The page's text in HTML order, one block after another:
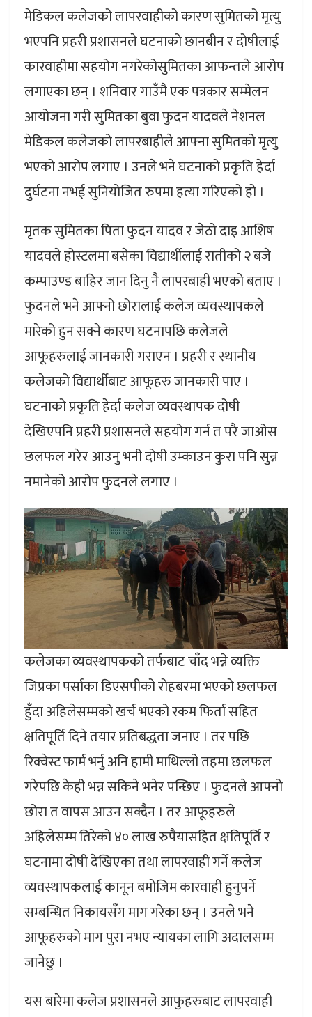
मेडिकल कलेजको लापरवाहीको कारण सुमितको मृत्यु
भएपनि प्रहरी प्रशासनले घटनाको छानबीन र दोषीलाई
कारवाहीमा सहयोग नगरेकोसुमितका आफन्तले आरोप
लगाएका छन् । शनिवार गाउँमै एक पत्रकार सम्मेलन
आयोजना गरी सुमितका बुवा फुदन यादवले नेशनल
मेडिकल कलेजको लापरबाहीले आफ्ना सुमितको मृत्यु
भएको आरोप लगाए । उनले भने घटनाको प्रकृति हेर्दा
दुर्घटना नभई सुनियोजित रुपमा हत्या गरिएको हो ।
मृतक सुमितका पिता फुदन यादव र जेठो दाइ आशिष
यादवले होस्टलमा बसेका विद्यार्थीलाई रातीको २ बजे
कम्पाउण्ड बाहिर जान दिनु नै लापरबाही भएको बताए ।
फुदनले भने आफ्नो छोरालाई कलेज व्यवस्थापकले
मारेको हुन सक्ने कारण घटनापछि कलेजले
आफूहरुलाई जानकारी गराएन । प्रहरी र स्थानीय
कलेजको विद्यार्थीबाट आफूहरु जानकारी पाए ।
घटनाको प्रकृति हेर्दा कलेज व्यवस्थापक दोषी
देखिएपनि प्रहरी प्रशासनले सहयोग गर्न त परै जाओस
छलफल गरेर आउनु भनी दोषी उम्काउन कुरा पनि सुन्न
नमानेको आरोप फुदनले लगाए ।
कलेजका व्यवस्थापकको तर्फबाट चाँद भन्ने व्यक्ति
जिप्रका पर्साका डिएसपीको रोहबरमा भएको छलफल
हुँदा अहिलेसम्मको खर्च भएको रकम फिर्ता सहित
क्षतिपूर्ति दिने तयार प्रतिबद्धता जनाए । तर पछि
रिक्वेस्ट फार्म भर्नु अनि हामी माथिल्लो तहमा छलफल
गरेपछि केही भन्न सकिने भनेर पन्छिए । फुदनले आफ्नो
छोरा त वापस आउन सक्दैन । तर आफूहरुले
अहिलेसम्म तिरेको ४० लाख रुपैयासहित क्षतिपूर्ति र
घटनामा दोषी देखिएका तथा लापरवाही गर्ने कलेज
व्यवस्थापकलाई कानून बमोजिम कारवाही हुनुपर्ने
सम्बन्धित निकायसँग माग गरेका छन् । उनले भने
आफूहरुको माग पुरा नभए न्यायका लागि अदालसम्म
जानेछु ।
यस बारेमा कलेज प्रशासनले आफुहरुबाट लापरवाही